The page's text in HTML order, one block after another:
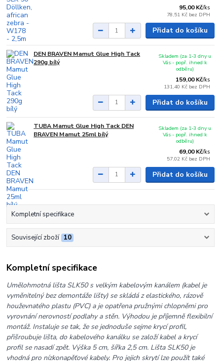
95,00 Kč/ks
78,51 Kč bez DPH
Přidat do košíku
DEN BRAVEN Mamut Glue High Tack
290g bílý
159,00 Kč/ks
131,40 Kč bez DPH
Skladem (za 1-3 dny u
Vás - popř. ihned k
odběru)
Přidat do košíku
TUBA Mamut Glue High Tack DEN
BRAVEN Mamut 25ml bílý
69,00 Kč/ks
57,02 Kč bez DPH
Skladem (za 1-3 dny u
Vás - popř. ihned k
odběru)
Přidat do košíku
Kompletní specifikace
Související zboží 10
Kompletní specifikace
Umělohmotná lišta SLK50 s velkým kabelovým kanálem (kabel je
vyměnitelný bez demontáže lišty) se skládá z elastického, rázově
houževnatého plastu (PVC) a je opatřena pružnými chlopněmi pro
vyrovnání nerovností podlahy a stěn. Výhodou je příjemně flexibilní
montáž. Instaluje se tak, že se jednoduše sejme krycí profil,
přišroubuje lišta, do kabelového kanálku se založí kabel a krycí
profil se nasadí zpět. Výška 5 cm, šířka 2,5 cm. Lišta SLK50 je
vhodná pro nízkonapěťové kabely. Pro jejich skrytí lze použít také